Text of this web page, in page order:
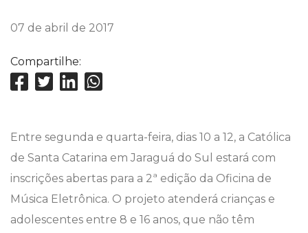
07 de abril de 2017
Compartilhe:
Entre segunda e quarta-feira, dias 10 a 12, a Católica
de Santa Catarina em Jaraguá do Sul estará com
inscrições abertas para a 2ª edição da Oficina de
Música Eletrônica. O projeto atenderá crianças e
adolescentes entre 8 e 16 anos, que não têm